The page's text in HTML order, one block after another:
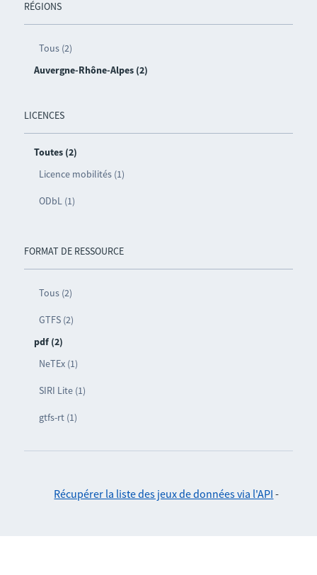
RÉGIONS
Tous (2)
Auvergne-Rhône-Alpes (2)
LICENCES
Toutes (2)
Licence mobilités (1)
ODbL (1)
FORMAT DE RESSOURCE
Tous (2)
GTFS (2)
pdf (2)
NeTEx (1)
SIRI Lite (1)
gtfs-rt (1)
Récupérer la liste des jeux de données via l'API -